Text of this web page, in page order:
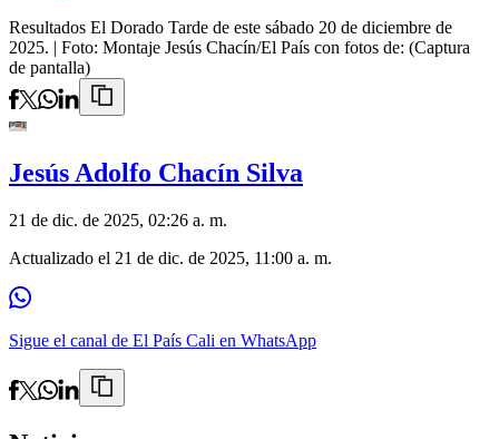
Resultados El Dorado Tarde de este sábado 20 de diciembre de
2025. | Foto: Montaje Jesús Chacín/El País con fotos de: (Captura
de pantalla)
Jesús Adolfo Chacín Silva
21 de dic. de 2025, 02:26 a. m.
Actualizado el 21 de dic. de 2025, 11:00 a. m.
Sigue el canal de El País Cali en WhatsApp